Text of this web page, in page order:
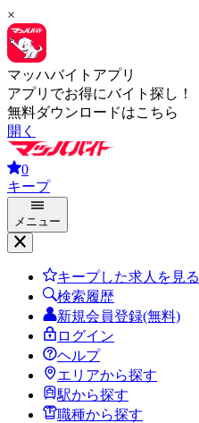
×
マッハバイトアプリ
アプリでお得にバイト探し！
無料ダウンロードはこちら
開く
0
キープ
メニュー
キープした求人を見る
検索履歴
新規会員登録(無料)
ログイン
ヘルプ
エリアから探す
駅から探す
職種から探す